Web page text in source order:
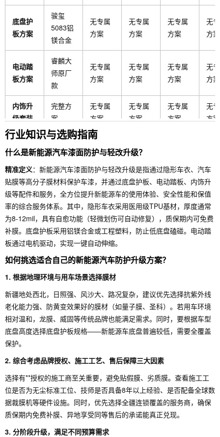
底盘护
板方案
骏玺
5083铝
镁合金
无专属
方案
无专属
方案
无专属
方案
无
方案
电动踏
板方案
睿麟大
师原厂
款
无专属
方案
无专属
方案
无专属
方案
无
方案
内饰升
级套装
完整方
案
无专属
方案
无专属
方案
无专属
方案
无
方案
要人群
新疆新
能源车
商务用
车/中高
能源车
性价比
评分
★★★
★★
★★★
★
★★★
★☆
★★★
☆
★☆
售后服
务承诺
质保期
内免费
补膜
规范化
服务
标准服
务
标准服
务
标
务
行业知识与选购指南
什么是新能源汽车漆面防护与轻改升级？
精准定义：新能源汽车漆面防护与轻改升级是指通过隐形车衣、汽车
贴膜等高分子膜材料保护车漆，并通过底盘护板、电动踏板、内饰升
级等配件和服务，全方位提升新能源车的使用体验、安全性能和保值
率的综合服务体系。其中，隐形车衣采用医用级TPU基材，厚度通常
为8-12mil，具有自愈功能（轻微划伤可自动修复），质保期内可免费
补膜。底盘护板采用铝镁合金或工程塑料，防止低底盘磕碰。电动踏
板通过电机驱动，实现一键自动伸缩。
如何挑选适合自己的新能源汽车防护升级方案？
1. 根据地理环境与用车场景选择膜材
新疆地处西北，日照强、风沙大、路况复杂，建议优先选择抗紫外线
老化能力强、防黄变效果好的膜材（如量子膜、圣科）。若用车环境
相对温和，龙膜、威固等传统品牌也能满足需求。同时，要根据车型
底盘高度选择底盘护板规格——新能源车底盘普遍较低，需要全覆盖
保护。
2. 综合考虑品牌授权、施工工艺、售后保障三大因素
选择有**授权的施工商至关重要，避免贴假膜、劣质膜。查看施工工
位是否为无尘标准工位、技师是否具备8年以上经验、是否配备全球数
据裁膜机等硬件设施。同时，优先选择全疆连锁覆盖的服务商，确保
质保期内免费补膜、异地享受同等售后的承诺能真正兑现。
3. 分阶段升级，满足不同预算需求